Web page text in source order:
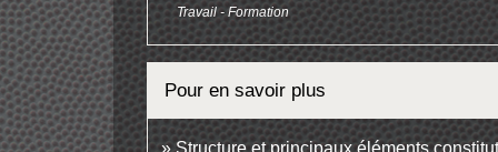
Travail - Formation
Pour en savoir plus
Structure et principaux éléments